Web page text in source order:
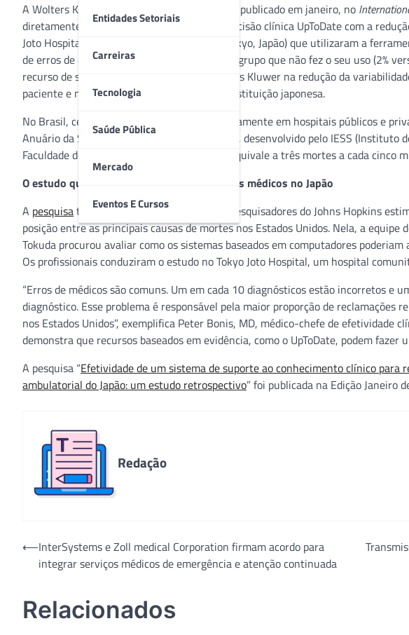
Entidades Setoriais
Carreiras
Tecnologia
Saúde Pública
Mercado
Eventos E Cursos
A Wolters Kluwer Health divulgou um estudo publicado em janeiro, no
diretamente o uso do recurso de suporte à decisão clínica UpToDate com a
Joto Hospital (um hospital comunitário em Tokyo, Japão) que utilizaram a
de erros de diagnósticos se comparado com o grupo que não fez o seu uso (2%
recurso de suporte à decisão clínica da Wolters Kluwer na redução da
paciente e melhorando a eficácia clínica da instituição japonesa.
No Brasil, cerca de 829 pessoas morrem diariamente em hospitais públicos e
Anuário da Segurança Assistencial Hospitalar, desenvolvido pelo IESS (Instituto
Faculdade de Medicina da UFMG. O número equivale a três mortes a cada cinco
O estudo que demonstrou a redução de erros médicos no Japão
A pesquisateve início em 2016, depois que pesquisadores do Johns Hopkins
posição entre as principais causas de mortes nos Estados Unidos. Nela, a
Tokuda procurou avaliar como os sistemas baseados em computadores
Os profissionais conduziram o estudo no Tokyo Joto Hospital, um hospital
“Erros de médicos são comuns. Um em cada 10 diagnósticos estão incorretos e
diagnóstico. Esse problema é responsável pela maior proporção de reclamações
nos Estados Unidos”, exemplifica Peter Bonis, MD, médico-chefe de efetividade
demonstra que recursos baseados em evidência, como o UpToDate, podem fazer
A pesquisa “Efetividade de um sistema de suporte ao conhecimento clínico
ambulatorial do Japão: um estudo retrospectivo” foi publicada na Edição Janeiro
Redação
Navegação
⟵InterSystems e Zoll medical Corporation firmam acordo para
integrar serviços médicos de emergência e atenção continuada
Relacionados